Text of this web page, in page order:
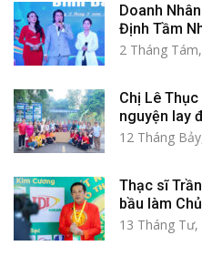
Doanh
Định Tầm
2 Tháng
Chị Lê
nguyện lay
12 Tháng
Thạc sĩ
bầu làm
13 Tháng Tư,